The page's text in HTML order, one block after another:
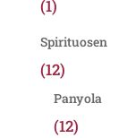
(1)
Spirituosen
(12)
Panyola
(12)